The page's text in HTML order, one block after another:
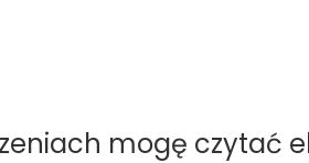
mogę czytać